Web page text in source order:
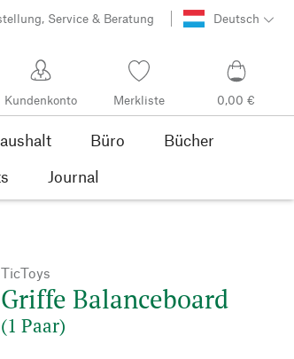
Service & Beratung Deutsch
Kundenkonto Merkliste 0,00 €
Büro
Bücher
Journal
TicToys
Griffe Balanceboard
(1 Paar)